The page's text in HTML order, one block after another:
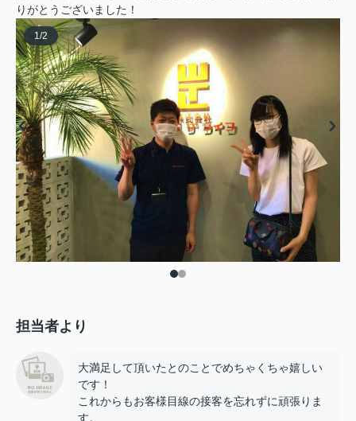
りがとうございました！
1/2
担当者より
大満足して頂いたとのことでめちゃくちゃ嬉しい
です！
これからもお客様目線の接客を忘れずに頑張りま
す。